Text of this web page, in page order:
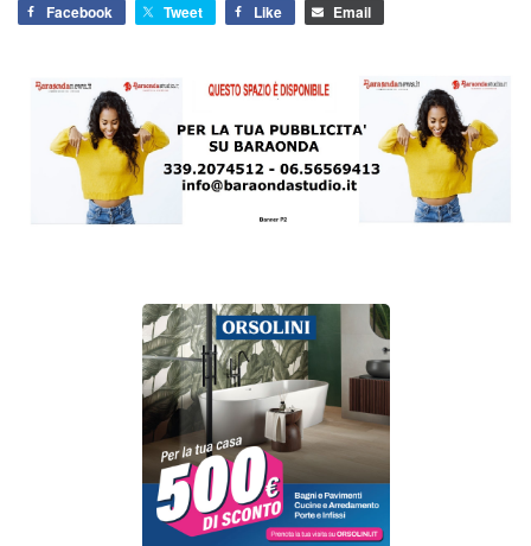
Facebook Tweet Like Email